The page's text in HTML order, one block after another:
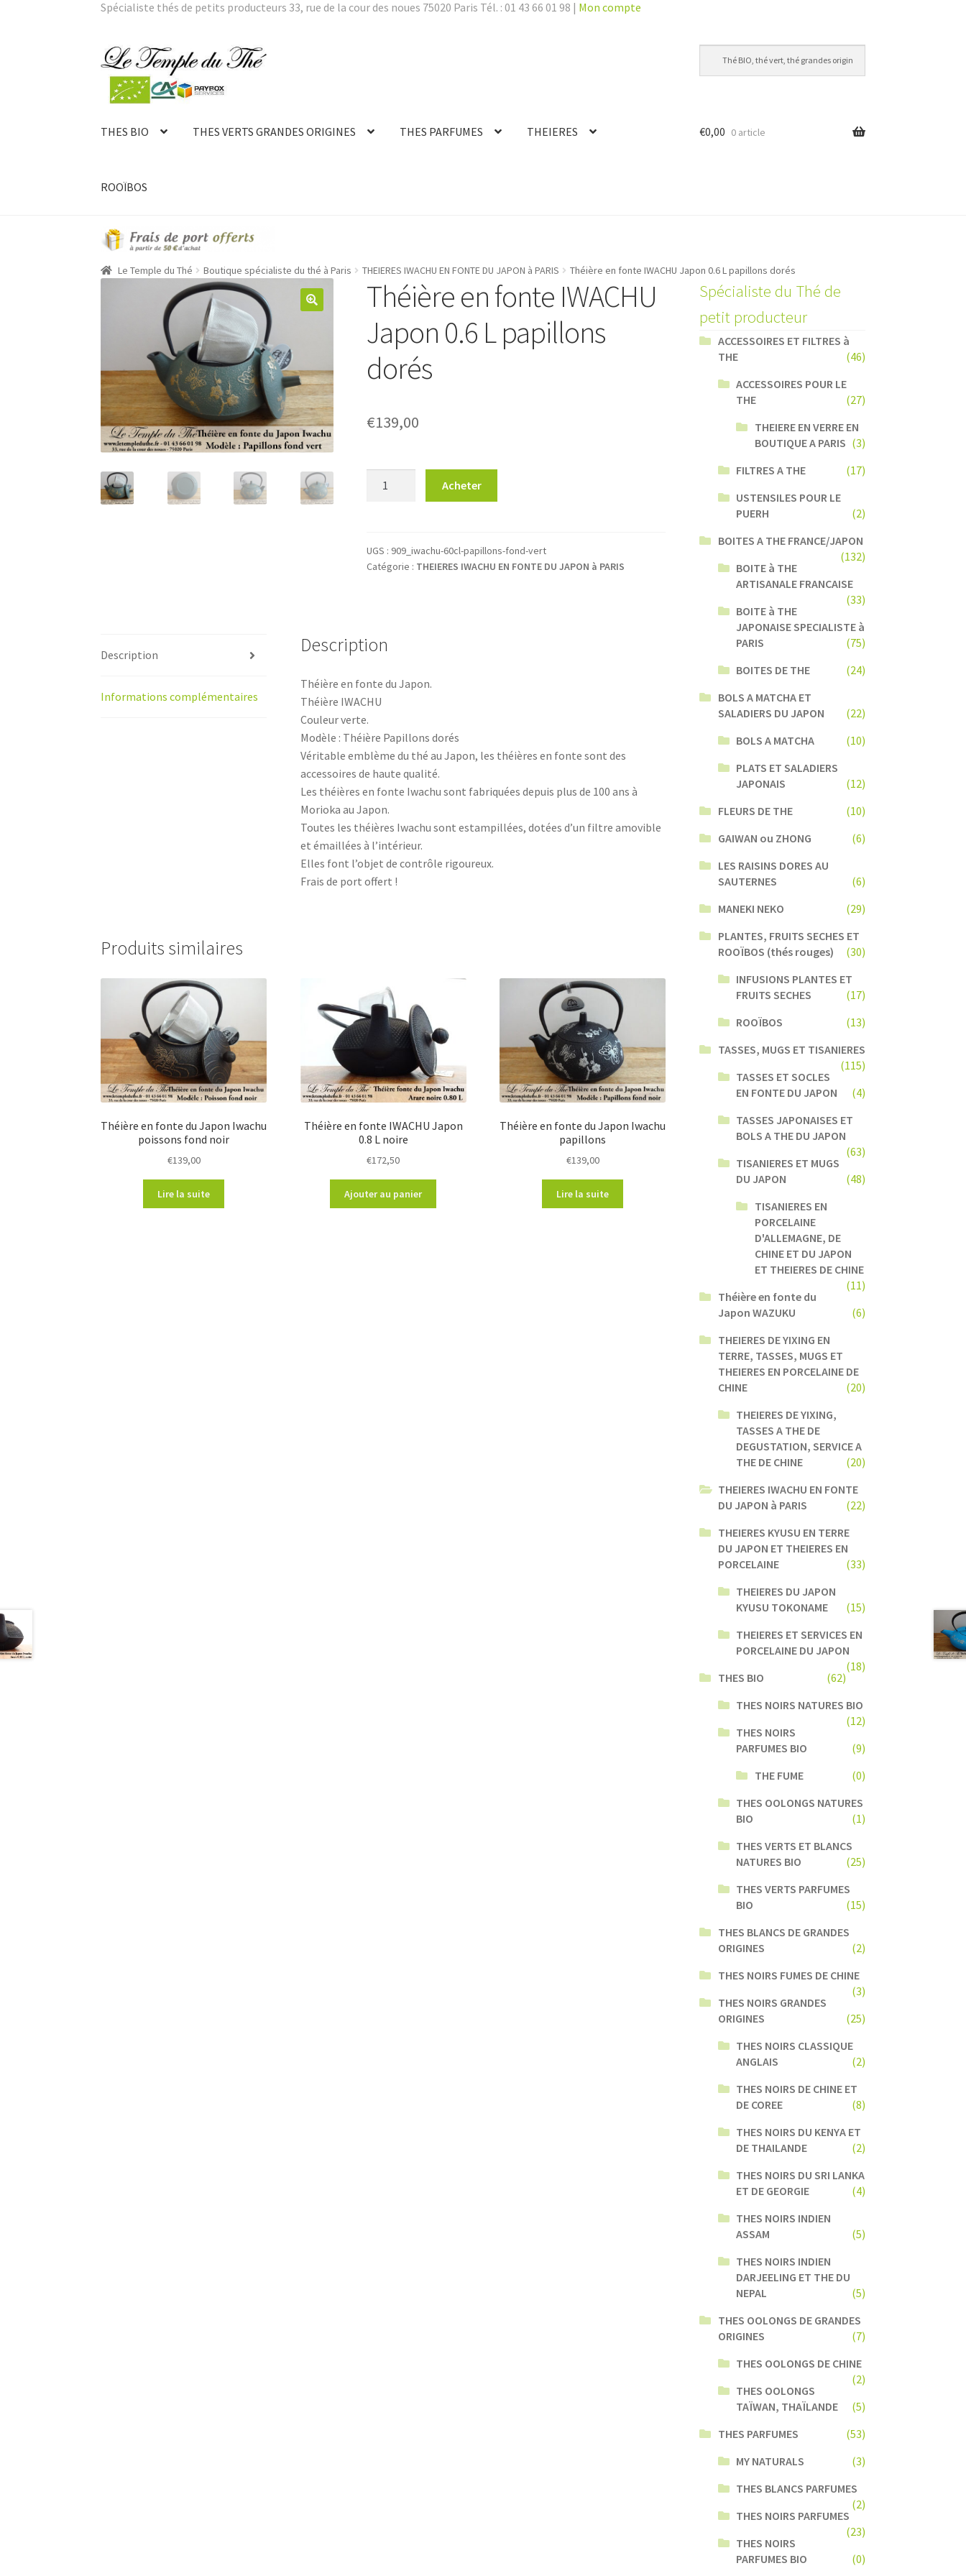
Spécialiste thés de petits producteurs 33, rue de la cour des noues 75020 Paris Tél. : 01 43 66 01 98 | Mon compte
Aller
à
navigation
Aller
au
contenu
THES BIO THES VERTS GRANDES ORIGINES THES PARFUMES THEIERES
ROOÏBOS
€0,00 0 article
Le Temple du Thé Boutique spécialiste du thé à Paris THEIERES IWACHU EN FONTE DU JAPON à PARIS Théière en fonte IWACHU Japon 0.6 L papillons dorés
Théière en fonte IWACHU
Japon 0.6 L papillons
dorés
€139,00
fonte
IWACHU
papillons
Acheter
UGS : 909_iwachu-60cl-papillons-fond-vert
Catégorie : THEIERES IWACHU EN FONTE DU JAPON à PARIS
Description
Informations complémentaires
Description
Théière en fonte du Japon.
Théière IWACHU
Couleur verte.
Modèle : Théière Papillons dorés
Véritable emblème du thé au Japon, les théières en fonte sont des
accessoires de haute qualité.
Les théières en fonte Iwachu sont fabriquées depuis plus de 100 ans à
Morioka au Japon.
Toutes les théières Iwachu sont estampillées, dotées d’un filtre amovible
et émaillées à l’intérieur.
Elles font l’objet de contrôle rigoureux.
Frais de port offert !
Produits similaires
Théière en fonte du Japon Iwachu
poissons fond noir
€139,00
Lire la suite
Théière en fonte IWACHU Japon
0.8 L noire
€172,50
Ajouter au panier
Théière en fonte du Japon Iwachu
papillons
€139,00
Lire la suite
Spécialiste du Thé de
petit producteur
ACCESSOIRES ET FILTRES à
THE
(46)
ACCESSOIRES POUR LE
THE
(27)
THEIERE EN VERRE EN
BOUTIQUE A PARIS (3)
FILTRES A THE
(17)
USTENSILES POUR LE
PUERH
(2)
BOITES A THE FRANCE/JAPON
(132)
BOITE à THE
ARTISANALE FRANCAISE
(33)
BOITE à THE
JAPONAISE SPECIALISTE à
PARIS
(75)
BOITES DE THE
(24)
BOLS A MATCHA ET
SALADIERS DU JAPON
(22)
BOLS A MATCHA
(10)
PLATS ET SALADIERS
JAPONAIS
(12)
FLEURS DE THE
(10)
GAIWAN ou ZHONG
(6)
LES RAISINS DORES AU
SAUTERNES
(6)
MANEKI NEKO
(29)
PLANTES, FRUITS SECHES ET
ROOÏBOS (thés rouges)
(30)
INFUSIONS PLANTES ET
FRUITS SECHES
(17)
ROOÏBOS
(13)
TASSES, MUGS ET TISANIERES
(115)
TASSES ET SOCLES
EN FONTE DU JAPON
(4)
TASSES JAPONAISES ET
BOLS A THE DU JAPON
(63)
TISANIERES ET MUGS
DU JAPON
(48)
TISANIERES EN
PORCELAINE
D'ALLEMAGNE, DE
CHINE ET DU JAPON
ET THEIERES DE CHINE
(11)
Théière en fonte du
Japon WAZUKU
(6)
THEIERES DE YIXING EN
TERRE, TASSES, MUGS ET
THEIERES EN PORCELAINE DE
CHINE
(20)
THEIERES DE YIXING,
TASSES A THE DE
DEGUSTATION, SERVICE A
THE DE CHINE
(20)
THEIERES IWACHU EN FONTE
DU JAPON à PARIS
(22)
THEIERES KYUSU EN TERRE
DU JAPON ET THEIERES EN
PORCELAINE
(33)
THEIERES DU JAPON
KYUSU TOKONAME
(15)
THEIERES ET SERVICES EN
PORCELAINE DU JAPON
(18)
THES BIO
(62)
THES NOIRS NATURES BIO
(12)
THES NOIRS
PARFUMES BIO
(9)
THE FUME
(0)
THES OOLONGS NATURES
BIO
(1)
THES VERTS ET BLANCS
NATURES BIO
(25)
THES VERTS PARFUMES
BIO
(15)
THES BLANCS DE GRANDES
ORIGINES
(2)
THES NOIRS FUMES DE CHINE
(3)
THES NOIRS GRANDES
ORIGINES
(25)
THES NOIRS CLASSIQUE
ANGLAIS
(2)
THES NOIRS DE CHINE ET
DE COREE
(8)
THES NOIRS DU KENYA ET
DE THAILANDE
(2)
THES NOIRS DU SRI LANKA
ET DE GEORGIE
(4)
THES NOIRS INDIEN
ASSAM
(5)
THES NOIRS INDIEN
DARJEELING ET THE DU
NEPAL
(5)
THES OOLONGS DE GRANDES
ORIGINES
(7)
THES OOLONGS DE CHINE
(2)
THES OOLONGS
TAÏWAN, THAÏLANDE
(5)
THES PARFUMES
(53)
MY NATURALS
(3)
THES BLANCS PARFUMES
(2)
THES NOIRS PARFUMES
(23)
THES NOIRS
PARFUMES BIO
(0)